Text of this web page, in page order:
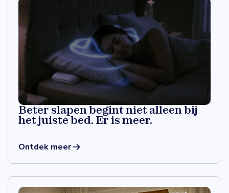
Beter slapen begint niet alleen bij
het juiste bed. Er is meer.
Ontdek meer